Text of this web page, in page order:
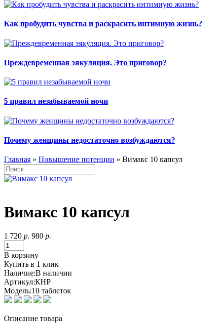
Как пробудить чувства и раскрасить интимную жизнь?
Преждевременная эякуляция. Это приговор?
5 правил незабываемой ночи
Почему женщины недостаточно возбуждаются?
Главная » Повышение потенции » Вимакс 10 капсул
Вимакс 10 капсул
1 720 р. 980 р.
В корзину
Купить в 1 клик
Наличие:В наличии
Артикул:КНР
Модель:10 таблеток
Описание товара